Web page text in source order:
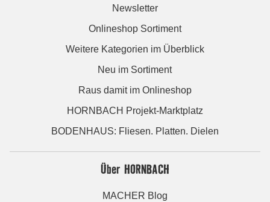
Newsletter
Onlineshop Sortiment
Weitere Kategorien im Überblick
Neu im Sortiment
Raus damit im Onlineshop
HORNBACH Projekt-Marktplatz
BODENHAUS: Fliesen. Platten. Dielen
Über HORNBACH
MACHER Blog